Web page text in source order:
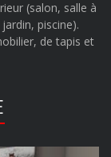
(salon, salle à
piscine).
de tapis et